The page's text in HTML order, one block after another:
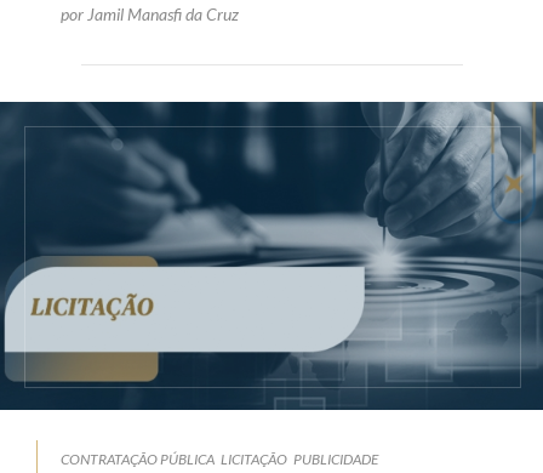
por Jamil Manasfi da Cruz
CONTRATAÇÃO PÚBLICA LICITAÇÃO PUBLICIDADE